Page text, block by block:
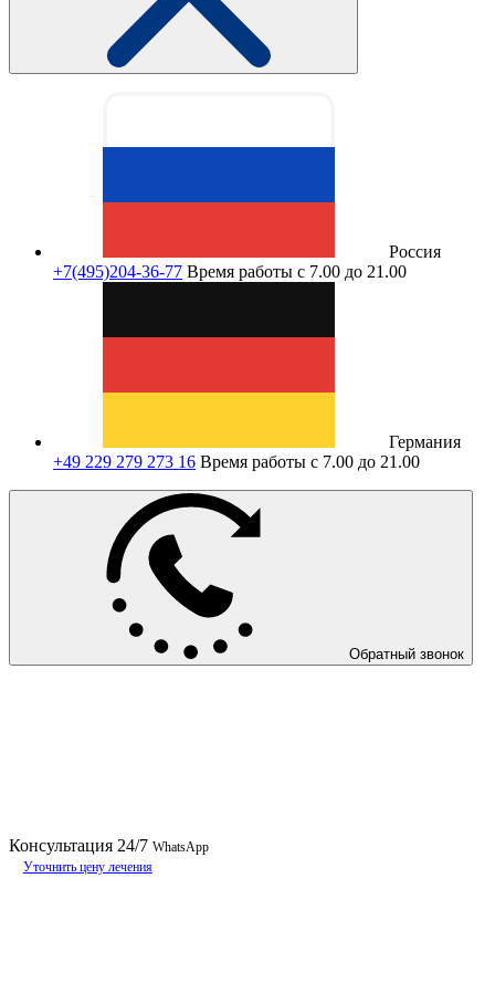
Россия
+7(495)204-36-77 Время работы с 7.00 до 21.00
Германия
+49 229 279 273 16 Время работы с 7.00 до 21.00
Обратный звонок
Консультация 24/7 WhatsApp
Уточнить цену лечения